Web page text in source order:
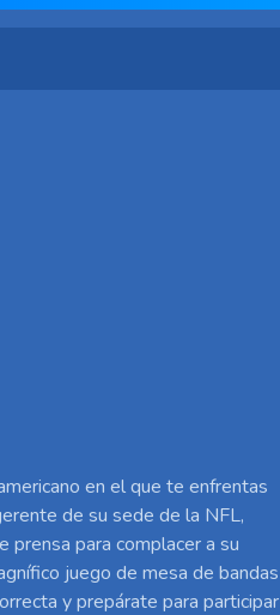
en el que te enfrentas
de su sede de la NFL,
prensa para complacer a su
juego de mesa de bandas
y prepárate para participar